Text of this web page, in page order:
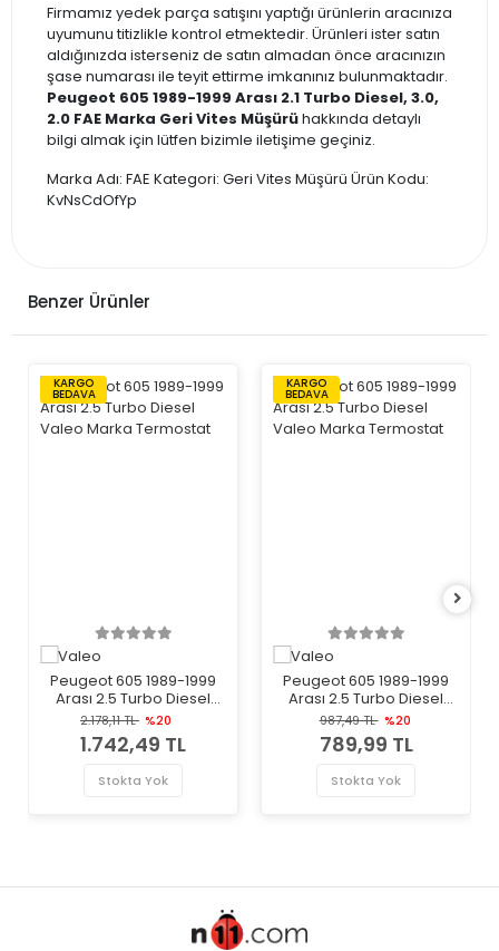
Firmamız yedek parça satışını yaptığı ürünlerin aracınıza
uyumunu titizlikle kontrol etmektedir. Ürünleri ister satın
aldığınızda isterseniz de satın almadan önce aracınızın
şase numarası ile teyit ettirme imkanınız bulunmaktadır.
Peugeot 605 1989-1999 Arası 2.1 Turbo Diesel, 3.0,
2.0 FAE Marka Geri Vites Müşürühakkında detaylı
bilgi almak için lütfen bizimle iletişime geçiniz.
Marka Adı: FAE Kategori: Geri Vites Müşürü Ürün Kodu:
KvNsCdOfYp
Benzer Ürünler
KARGO
BEDAVA
Peugeot 605 1989-1999
Arası 2.5 Turbo Diesel
Valeo Marka Termostat
2.178,11 TL %20
1.742,49 TL
Stokta Yok
KARGO
BEDAVA
Peugeot 605 1989-1999
Arası 2.5 Turbo Diesel
Valeo Marka Termostat
987,49 TL %20
789,99 TL
Stokta Yok